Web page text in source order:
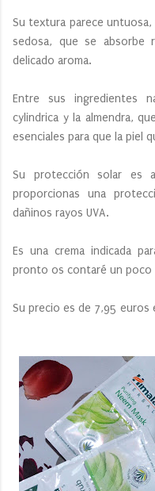
Su textura parece
sedosa, que se absorbe
delicado aroma.
Entre sus ingredientes
cylindrica y la almendra,
esenciales para que la piel
Su protección solar es
proporcionas una
dañinos rayos UVA.
Es una crema indicada
pronto os contaré un poco
Su precio es de 7,95 euros